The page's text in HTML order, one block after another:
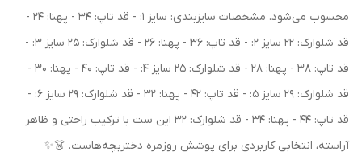
محسوب می‌شود. مشخصات سایزبندی: سایز 1: - قد تاپ: 34 - پهنا: 24 -
قد شلوارک: 22 سایز 2: - قد تاپ: 36 - پهنا: 26 - قد شلوارک: 25 سایز 3: -
قد تاپ: 38 - پهنا: 28 - قد شلوارک: 25 سایز 4: - قد تاپ: 40 - پهنا: 30 -
قد شلوارک: 29 سایز 5: - قد تاپ: 42 - پهنا: 32 - قد شلوارک: 29 سایز 6: -
قد تاپ: 44 - پهنا: 34 - قد شلوارک: 32 این ست با ترکیب راحتی و ظاهر
آراسته، انتخابی کاربردی برای پوشش روزمره دختربچه‌هاست. 👗✨